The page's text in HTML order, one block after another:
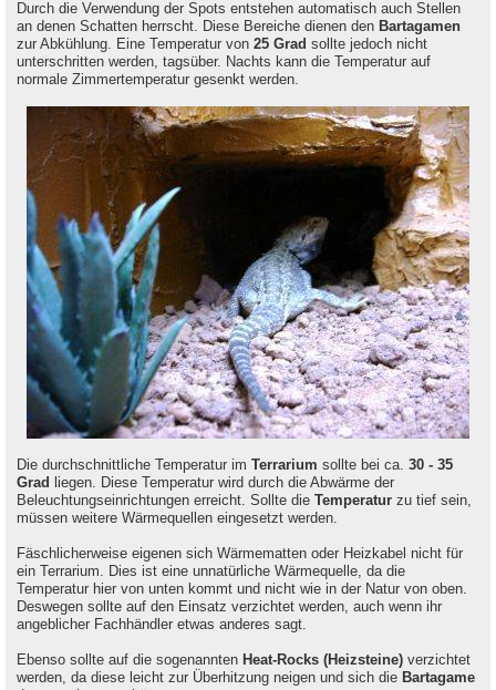
Durch die Verwendung der Spots entstehen automatisch auch Stellen
an denen Schatten herrscht. Diese Bereiche dienen den Bartagamen
zur Abkühlung. Eine Temperatur von 25 Grad sollte jedoch nicht
unterschritten werden, tagsüber. Nachts kann die Temperatur auf
normale Zimmertemperatur gesenkt werden.
Die durchschnittliche Temperatur im Terrarium sollte bei ca. 30 - 35
Grad
liegen. Diese Temperatur wird durch die Abwärme der
Beleuchtungseinrichtungen erreicht. Sollte die Temperatur zu tief sein,
müssen weitere Wärmequellen eingesetzt werden.
Fäschlicherweise eigenen sich Wärmematten oder Heizkabel nicht für
ein Terrarium. Dies ist eine unnatürliche Wärmequelle, da die
Temperatur hier von unten kommt und nicht wie in der Natur von oben.
Deswegen sollte auf den Einsatz verzichtet werden, auch wenn ihr
angeblicher Fachhändler etwas anderes sagt.
Ebenso sollte auf die sogenannten Heat-Rocks (Heizsteine) verzichtet
werden, da diese leicht zur Überhitzung neigen und sich die Bartagame